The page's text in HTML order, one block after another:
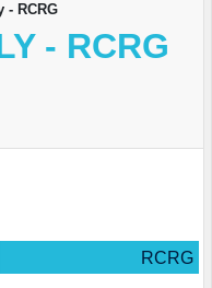
- RCRG
- RCRG
RCRG